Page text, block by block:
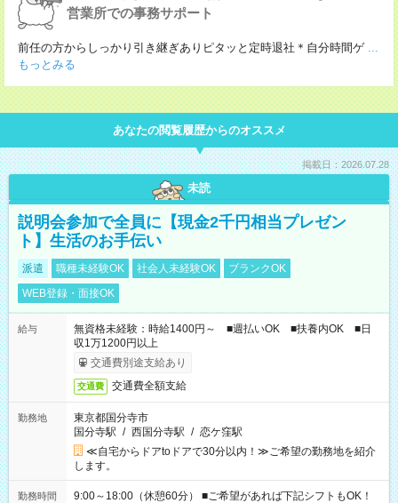
営業所での事務サポート
前任の方からしっかり引き継ぎありピタッと定時退社＊自分時間ゲ ...
もっとみる
あなたの閲覧履歴からのオススメ
掲載日：2026.07.28
未読
説明会参加で全員に【現金2千円相当プレゼン
ト】生活のお手伝い
派遣 職種未経験OK 社会人未経験OK
ブランクOK
WEB登録・面接OK
給与
無資格未経験：時給1400円～ ■週払いOK ■扶養内OK ■日
収1万1200円以上
交通費別途支給あり
交通費 交通費全額支給
勤務地
東京都国分寺市
国分寺駅 / 西国分寺駅 / 恋ケ窪駅
≪自宅からドアtoドアで30分以内！≫ご希望の勤務地を紹介
します。
勤務時間
9:00～18:00（休憩60分） ■ご希望があれば下記シフトもOK！